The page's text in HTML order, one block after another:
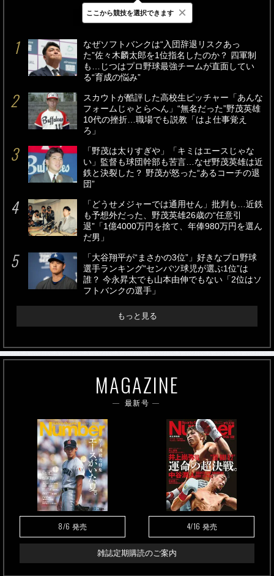
最新 24時間 週間
なぜソフトバンクは“入団辞退リスクあっ
た”佐々木麟太郎を1位指名したのか？ 四軍制
も…じつはプロ野球最強チームが直面してい
る“育成の悩み”
スカウトが酷評した高校生ピッチャー「あんな
フォームじゃとらへん」“無名だった”野茂英雄
10代の挫折…職場でも説教「はよ仕事覚え
ろ」
「野茂は太りすぎや」「キミはエースじゃな
い」監督も球団幹部も苦言…なぜ野茂英雄は近
鉄と決裂した？ 野茂が怒った“あるコーチの退
団”
「どうせメジャーでは通用せん」批判も…近鉄
も予想外だった、野茂英雄26歳の“任意引
退”「1億4000万円を捨て、年俸980万円を選ん
だ男」
「大谷翔平が“まさかの3位”」好きなプロ野球
選手ランキング“センバツ球児が選ぶ1位”は
誰？ 今永昇太でも山本由伸でもない「2位はソ
フトバンクの選手」
もっと見る
MAGAZINE
最新号
8/6 発売 4/16 発売
雑誌定期購読のご案内
ここから競技を選択できます ×